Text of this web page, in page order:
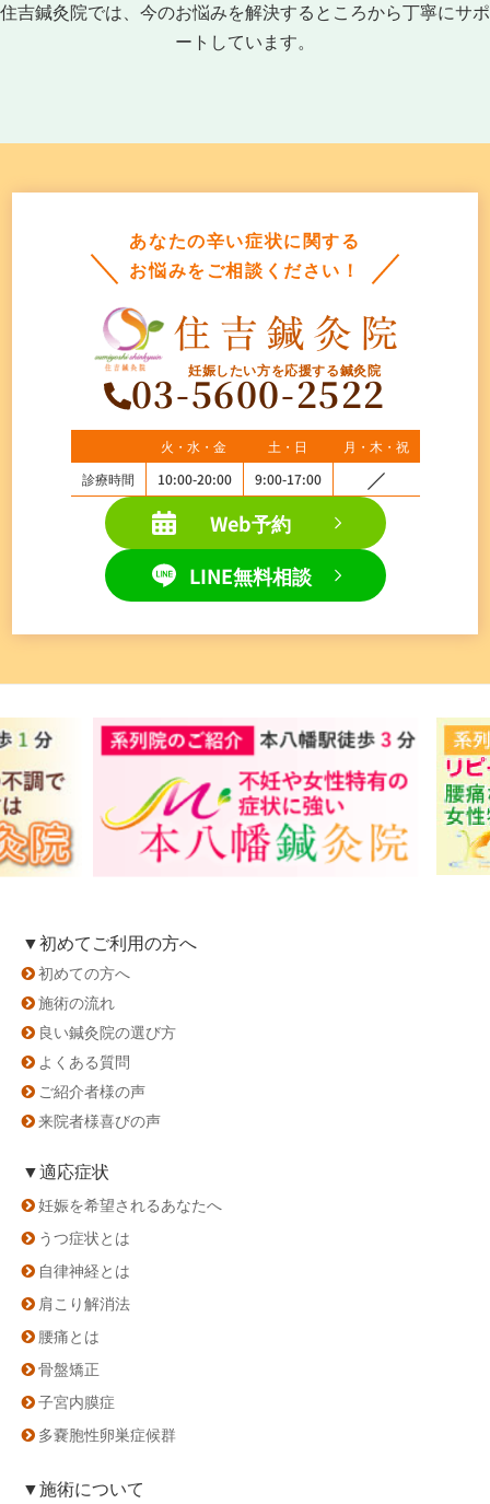
住吉鍼灸院では、今のお悩みを解決するところから丁寧にサポ
ートしています。
あなたの辛い症状に関する
お悩みをご相談ください！
妊娠したい方を応援する鍼灸院
03-5600-2522
火・水・金 土・日
月・木・祝
診療時間
10:00-20:00 9:00-17:00
Web予約
LINE無料相談
▼初めてご利用の方へ
初めての方へ
施術の流れ
良い鍼灸院の選び方
よくある質問
ご紹介者様の声
来院者様喜びの声
▼適応症状
妊娠を希望されるあなたへ
うつ症状とは
自律神経とは
肩こり解消法
腰痛とは
骨盤矯正
子宮内膜症
多嚢胞性卵巣症候群
▼施術について